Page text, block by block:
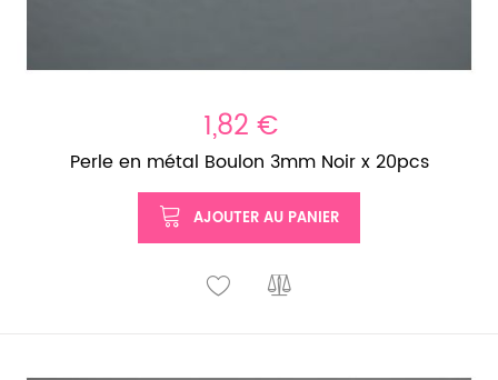
1,82 €
Perle en métal Boulon 3mm Noir x 20pcs
AJOUTER AU PANIER